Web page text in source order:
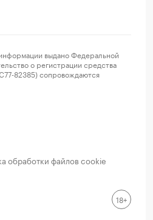
выдано Федеральной
о регистрации средства
82385) сопровождаются
обработки файлов cookie
18+